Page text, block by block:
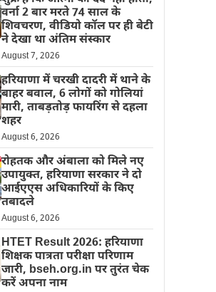
वर्ना 2 बार मरते 74 साल के
शिवचरण, वीडियो कॉल पर ही बेटी
ने देखा था अंतिम संस्कार
August 7, 2026
हरियाणा में चरखी दादरी में थाने के
बाहर बवाल, 6 लोगों को गोलियां
मारी, ताबड़तोड़ फायरिंग से दहला
शहर
August 6, 2026
रोहतक और अंबाला को मिले नए
उपायुक्त, हरियाणा सरकार ने दो
आईएएस अधिकारियों के किए
तबादले
August 6, 2026
HTET Result 2026: हरियाणा
शिक्षक पात्रता परीक्षा परिणाम
जारी, bseh.org.in पर तुरंत चेक
करें अपना नाम